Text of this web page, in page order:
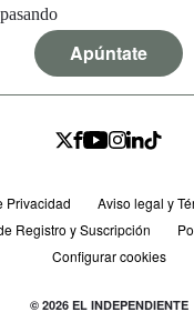
Apúntate
Privacidad
Aviso legal y
Registro y Suscripción
Configurar cookies
© 2026 EL INDEPENDIENTE